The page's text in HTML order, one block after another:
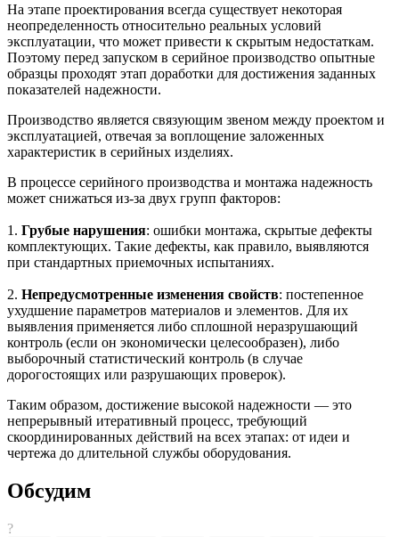
На этапе проектирования всегда существует некоторая
неопределенность относительно реальных условий
эксплуатации, что может привести к скрытым недостаткам.
Поэтому перед запуском в серийное производство опытные
образцы проходят этап доработки для достижения заданных
показателей надежности.
Производство является связующим звеном между проектом и
эксплуатацией, отвечая за воплощение заложенных
характеристик в серийных изделиях.
В процессе серийного производства и монтажа надежность
может снижаться из-за двух групп факторов:
1. Грубые нарушения: ошибки монтажа, скрытые дефекты
комплектующих. Такие дефекты, как правило, выявляются
при стандартных приемочных испытаниях.
2. Непредусмотренные изменения свойств: постепенное
ухудшение параметров материалов и элементов. Для их
выявления применяется либо сплошной неразрушающий
контроль (если он экономически целесообразен), либо
выборочный статистический контроль (в случае
дорогостоящих или разрушающих проверок).
Таким образом, достижение высокой надежности — это
непрерывный итеративный процесс, требующий
скоординированных действий на всех этапах: от идеи и
чертежа до длительной службы оборудования.
Обсудим
?